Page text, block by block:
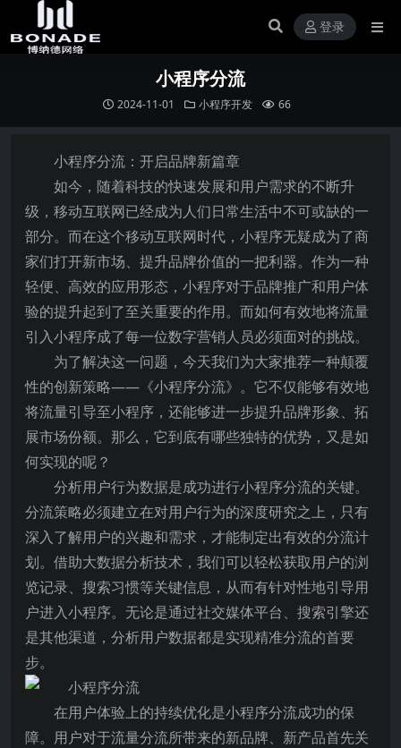
登录
小程序分流
2024-11-01 小程序开发 66
小程序分流：开启品牌新篇章
如今，随着科技的快速发展和用户需求的不断升
级，移动互联网已经成为人们日常生活中不可或缺的一
部分。而在这个移动互联网时代，小程序无疑成为了商
家们打开新市场、提升品牌价值的一把利器。作为一种
轻便、高效的应用形态，小程序对于品牌推广和用户体
验的提升起到了至关重要的作用。而如何有效地将流量
引入小程序成了每一位数字营销人员必须面对的挑战。
为了解决这一问题，今天我们为大家推荐一种颠覆
性的创新策略——《小程序分流》。它不仅能够有效地
将流量引导至小程序，还能够进一步提升品牌形象、拓
展市场份额。那么，它到底有哪些独特的优势，又是如
何实现的呢？
分析用户行为数据是成功进行小程序分流的关键。
分流策略必须建立在对用户行为的深度研究之上，只有
深入了解用户的兴趣和需求，才能制定出有效的分流计
划。借助大数据分析技术，我们可以轻松获取用户的浏
览记录、搜索习惯等关键信息，从而有针对性地引导用
户进入小程序。无论是通过社交媒体平台、搜索引擎还
是其他渠道，分析用户数据都是实现精准分流的首要
步。
在用户体验上的持续优化是小程序分流成功的保
障。用户对于流量分流所带来的新品牌、新产品首先关